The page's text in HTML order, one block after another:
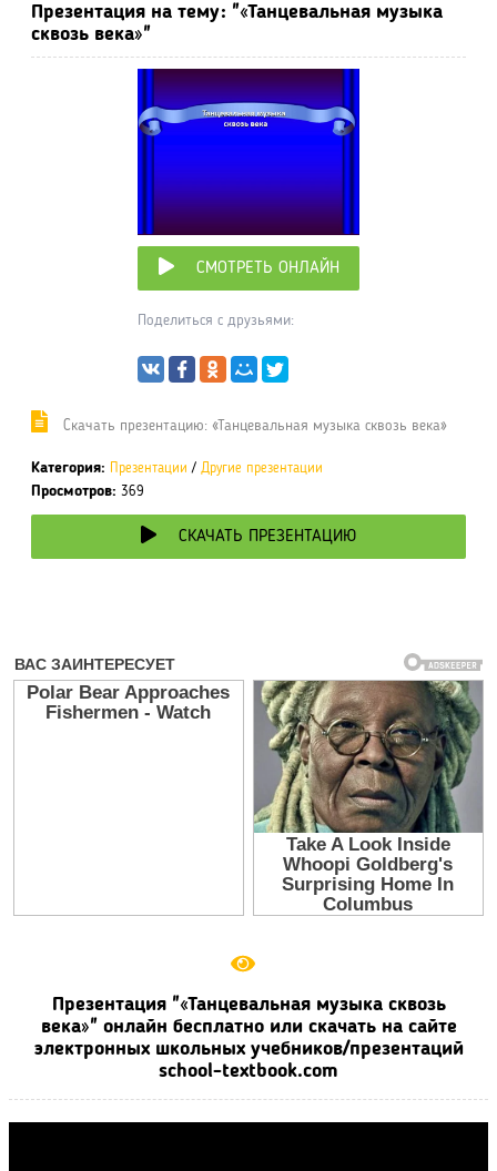
Презентация на тему: "«Танцевальная музыка
сквозь века»"
СМОТРЕТЬ ОНЛАЙН
Поделиться с друзьями:
Cкачать презентацию: «Танцевальная музыка сквозь века»
Категория: Презентации / Другие презентации
Просмотров: 369
СКАЧАТЬ ПРЕЗЕНТАЦИЮ
Презентация "«Танцевальная музыка сквозь
века»" онлайн бесплатно или скачать на сайте
электронных школьных учебников/презентаций
school-textbook.com